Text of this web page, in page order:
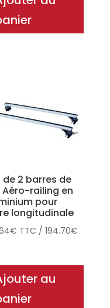
de 2 barres de
railing en
pour
longitudinale
€ TTC /194.70€
au